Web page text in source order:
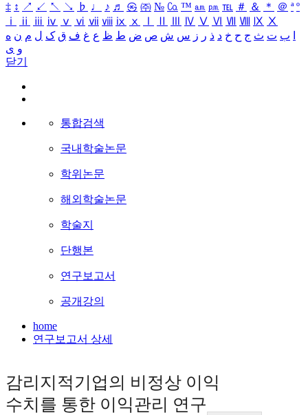
‡ ↕ ↗ ↙ ↖ ↘ ♭ ♩ ♪ ♬ ㉿ ㈜ № ㏇ ™ ㏂ ㏘ ℡ ＃ ＆ ＊ ＠ ª º
ⅰ
ⅱ ⅲ ⅳ ⅴ ⅵ ⅶ ⅷ ⅸ ⅹ Ⅳ Ⅴ Ⅵ Ⅶ Ⅷ Ⅸ Ⅹ
ب ت ث ج ح خ د ذ ر ز س ش ص ض ط ظ ع غ ف ق ک ل م ن ه
و ی
닫기
통합검색
국내학술논문
학위논문
해외학술논문
학술지
단행본
연구보고서
공개강의
home
연구보고서 상세
감리지적기업의 비정상 이익
수치를 통한 이익관리 연구